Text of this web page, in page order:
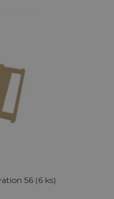
56 (6 ks)